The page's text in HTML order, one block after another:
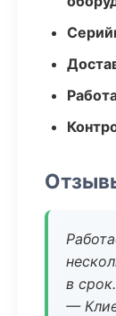
в срок.
—